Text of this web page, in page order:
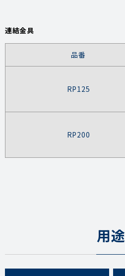
連結金具
品番
RP125
RP200
用途